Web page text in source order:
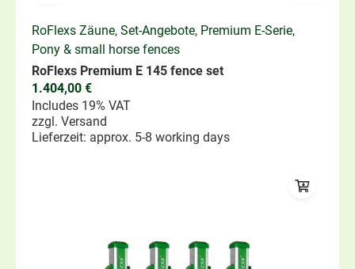
RoFlexs Zäune, Set-Angebote, Premium E-Serie,
Pony & small horse fences
RoFlexs Premium E 145 fence set
1.404,00 €
Includes 19% VAT
zzgl. Versand
Lieferzeit: approx. 5-8 working days